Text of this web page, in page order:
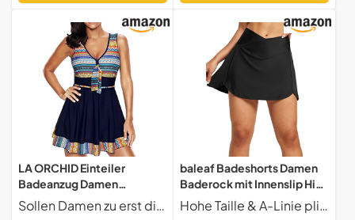
LA ORCHID Einteiler
Badeanzug Damen
Bademoden badekleid
Einteilige bademode
Sollen Damen zu erst die Badeanzug schwimmkleid für Damen push up Größentabelle für Brust beauchten, um die passende Größe Badekleid Bademode zu wählen S-34 36 75A
baleaf Badeshorts Damen
Baderock mit Innenslip High
Waist Badehose Kreuz
Plissierte Bikini Rock
Hohe Taille & A-Linie plissiert V-Kreuz bildet eine schöne Körperkurve. Elastischer Bund und volle Abdeckung sind bequem und sicher für schwimmen oder am Strand. Hohe Taille hat Bauchkontrolle Effek.